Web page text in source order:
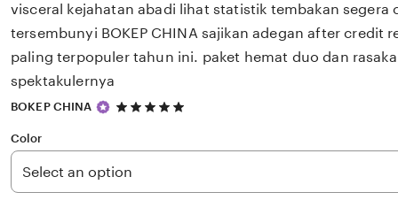
visceral kejahatan abadi lihat statistik tembakan segera
tersembunyi BOKEP CHINA sajikan adegan after credit
paling terpopuler tahun ini. paket hemat duo dan
spektakulernya
BOKEP CHINA
5
5
stars
Color